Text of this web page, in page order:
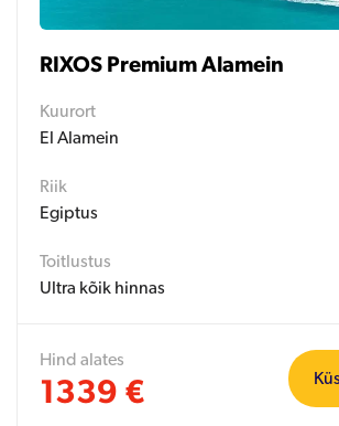
RIXOS Premium Alamein
Kuurort
El Alamein
Riik
Egiptus
Toitlustus
Ultra kõik hinnas
Hind alates
1339 €